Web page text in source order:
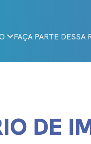
FAÇA PARTE DESSA
DE